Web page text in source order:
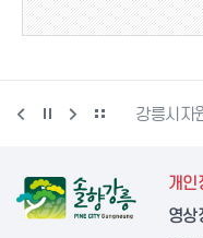
릉시민축구단 강릉시자
개인
영상